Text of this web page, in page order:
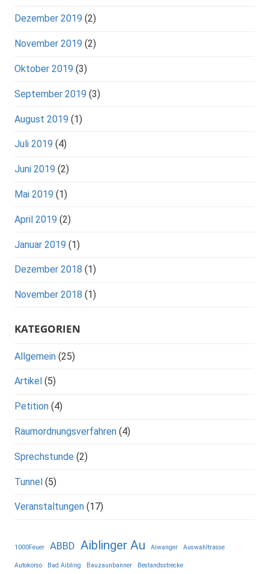
Dezember 2019 (2)
November 2019 (2)
Oktober 2019 (3)
September 2019 (3)
August 2019 (1)
Juli 2019 (4)
Juni 2019 (2)
Mai 2019 (1)
April 2019 (2)
Januar 2019 (1)
Dezember 2018 (1)
November 2018 (1)
KATEGORIEN
Allgemein (25)
Artikel (5)
Petition (4)
Raumordnungsverfahren (4)
Sprechstunde (2)
Tunnel (5)
Veranstaltungen (17)
1000Feuer ABBD Aiblinger Au Aiwanger Auswahltrasse
Autokorso Bad Aibling Bauzaunbanner Bestandsstrecke